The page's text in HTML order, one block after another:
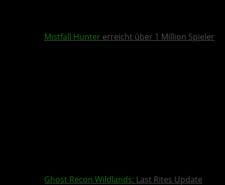
Mistfall Hunter erreicht über 1 Million Spieler
Ghost Recon Wildlands: Last Rites Update